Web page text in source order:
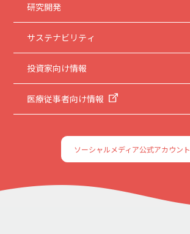
研究開発
サステナビリティ
投資家向け情報
医療従事者向け情報
ソーシャルメディア公式アカウント